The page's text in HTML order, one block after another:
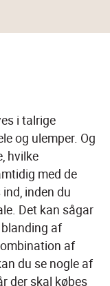
i talrige
og ulemper. Og
hvilke
med de
inden du
Det kan sågar
af
af
du se nogle af
der skal købes